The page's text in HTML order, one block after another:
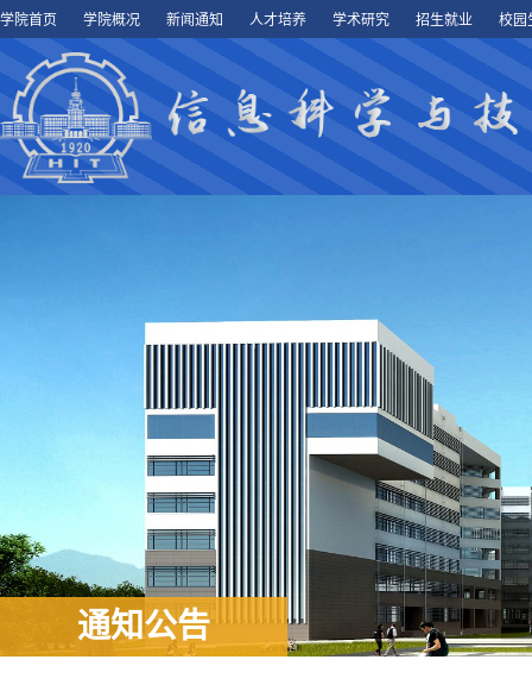
学院首页 学院概况 新闻通知 人才培养 学术研究 招生就业 校园
通知公告